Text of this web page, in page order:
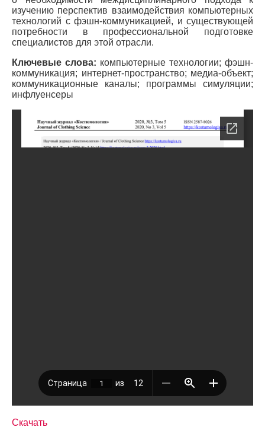
изучению перспектив взаимодействия компьютерных
технологий с фэшн-коммуникацией, и существующей
потребности в профессиональной подготовке
специалистов для этой отрасли.
Ключевые слова: компьютерные технологии; фэшн-
коммуникация; интернет-пространство; медиа-объект;
коммуникационные каналы; программы симуляции;
инфлуенсеры
Скачать